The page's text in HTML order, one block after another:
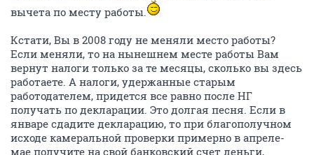
вычета по месту работы.
Кстати, Вы в 2008 году не меняли место работы?
Если меняли, то на нынешнем месте работы Вам
вернут налоги только за те месяцы, сколько вы здесь
работаете. А налоги, удержанные старым
работодателем, придется все равно после НГ
получать по декларации. Это долгая песня. Если в
январе сдадите декларацию, то при благополучном
исходе камеральной проверки примерно в апреле-
мае получите на свой банковский счет деньги,